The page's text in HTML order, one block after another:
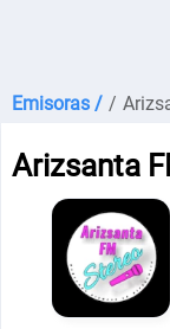
Emisoras / /
Arizsanta